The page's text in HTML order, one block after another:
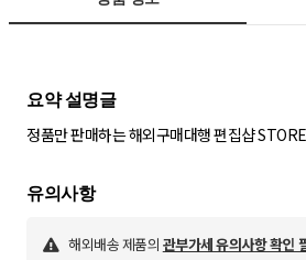
요약 설명글
정품만 판매하는 해외구매대행 편집샵
유의사항
해외배송 제품의 관부가세 유의사항 확인